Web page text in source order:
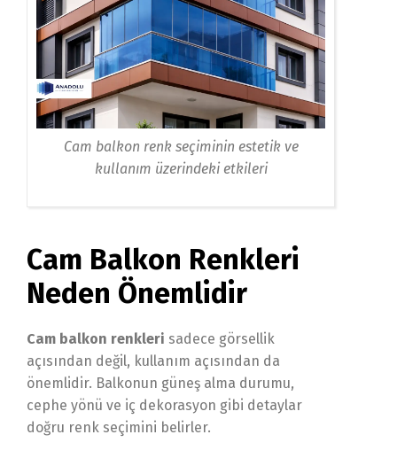
Cam balkon renk seçiminin estetik ve
kullanım üzerindeki etkileri
Cam Balkon Renkleri
Neden Önemlidir
Cam balkon renkleri sadece görsellik
açısından değil, kullanım açısından da
önemlidir. Balkonun güneş alma durumu,
cephe yönü ve iç dekorasyon gibi detaylar
doğru renk seçimini belirler.